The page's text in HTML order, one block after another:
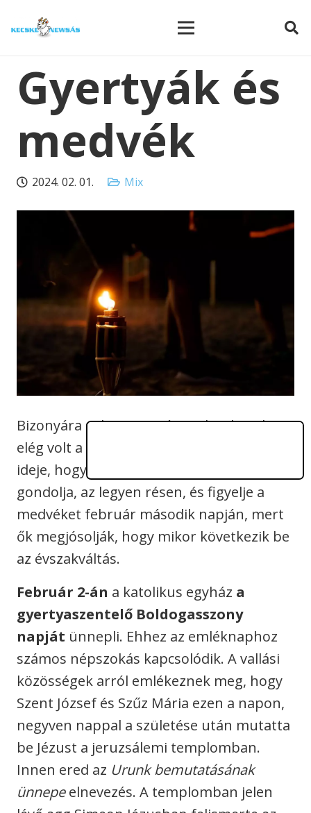
Gyertyák és
medvék
2024. 02. 01. Mix
Bizonyára sokan egyetértetek velem, hogy
elég volt a hosszú, hideg télből, itt az
ideje, hogy jöjjön a
gondolja, az legyen résen, és figyelje a
medvéket február második napján, mert
ők megjósolják, hogy mikor következik be
az évszakváltás.
Február 2-án a katolikus egyház a
gyertyaszentelő Boldogasszony
napját ünnepli. Ehhez az emléknaphoz
számos népszokás kapcsolódik. A vallási
közösségek arról emlékeznek meg, hogy
Szent József és Szűz Mária ezen a napon,
negyven nappal a születése után mutatta
be Jézust a jeruzsálemi templomban.
Innen ered az Urunk bemutatásának
ünnepeelnevezés. A templomban jelen